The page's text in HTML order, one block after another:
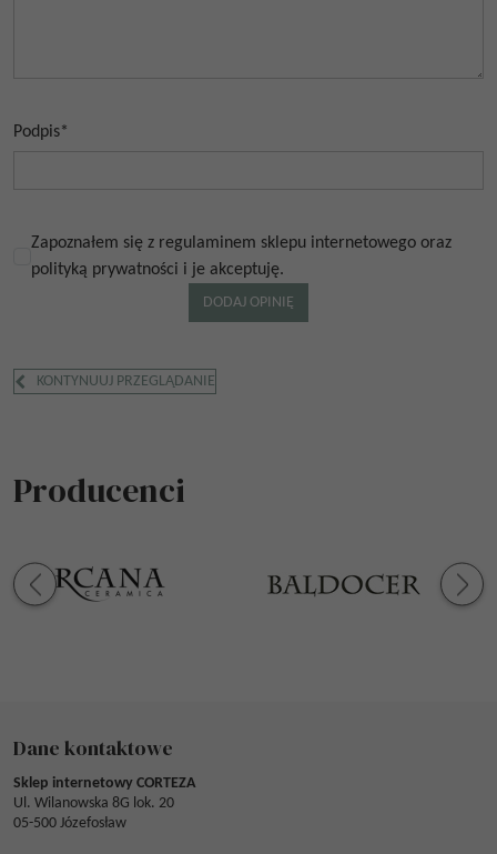
Podpis*
Zapoznałem się z regulaminem sklepu internetowego oraz
polityką prywatności i je akceptuję.
KONTYNUUJ PRZEGLĄDANIE
Producenci
Dane kontaktowe
Sklep internetowy CORTEZA
Ul. Wilanowska 8G lok. 20
05-500 Józefosław